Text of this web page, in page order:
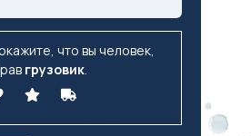
что вы человек,
грузовик.